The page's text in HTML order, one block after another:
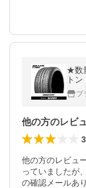
★数
ト
認ブ
3
他の方のレビュ
っていましたが
の確認メールあ